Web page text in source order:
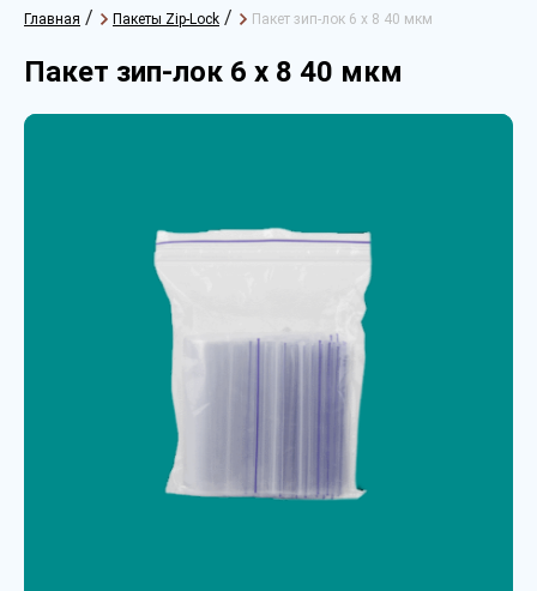
Главная / Пакеты Zip-Lock / Пакет зип-лок 6 х 8 40 мкм
Пакет зип-лок 6 х 8 40 мкм